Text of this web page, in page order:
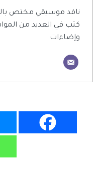
ناقد موسيقي مختص
كتب في العديد من
وإضاءات